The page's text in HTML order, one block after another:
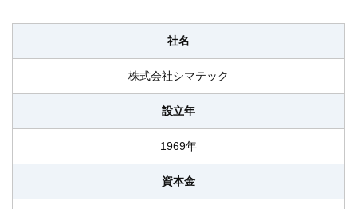
社名
株式会社シマテック
設立年
1969年
資本金